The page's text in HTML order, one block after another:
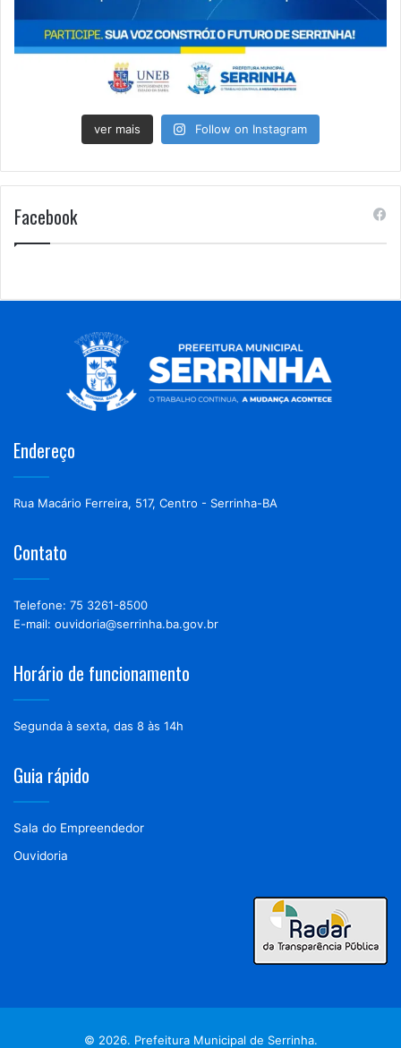
ver mais Follow on Instagram
Facebook
Endereço
Rua Macário Ferreira, 517, Centro - Serrinha-BA
Contato
Telefone: 75 3261-8500
E-mail: ouvidoria@serrinha.ba.gov.br
Horário de funcionamento
Segunda à sexta, das 8 às 14h
Guia rápido
Sala do Empreendedor
Ouvidoria
© 2026. Prefeitura Municipal de Serrinha.